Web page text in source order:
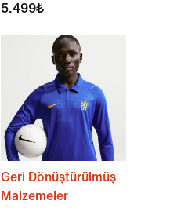
5.499₺
Geri Dönüştürülmüş
Malzemeler